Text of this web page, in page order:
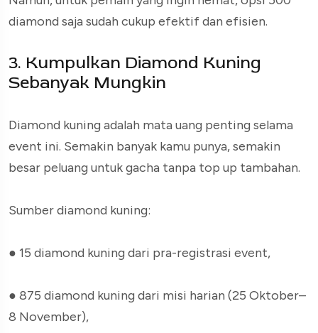
diamond saja sudah cukup efektif dan efisien.
3. Kumpulkan Diamond Kuning
Sebanyak Mungkin
Diamond kuning adalah mata uang penting selama
event ini. Semakin banyak kamu punya, semakin
besar peluang untuk gacha tanpa top up tambahan.
Sumber diamond kuning:
● 15 diamond kuning dari pra-registrasi event,
● 875 diamond kuning dari misi harian (25 Oktober–
8 November),